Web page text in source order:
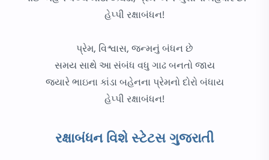
હેપ્પી રક્ષાબંધન!
પ્રેમ, વિશ્વાસ, જન્મનું બંધન છે
સમય સાથે આ સંબંધ વધુ ગાઢ બનતો જાય
જ્યારે ભાઇના કાંડા બહેનના પ્રેમનો દોરો બંધાય
હેપ્પી રક્ષાબંધન!
રક્ષાબંધન વિશે સ્ટેટસ ગુજરાતી